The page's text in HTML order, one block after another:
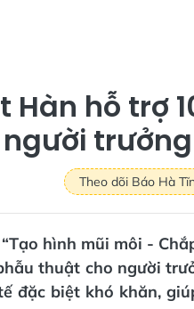
hỗ trợ
Theo dõi Báo Hà
hình mũi môi -
thuật cho người
đặc biệt khó khăn,